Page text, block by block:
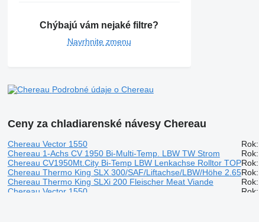
Chýbajú vám nejaké filtre?
Navrhnite zmenu
Podrobné údaje o Chereau
Ceny za chladiarenské návesy Chereau
Chereau Vector 1550
Chereau 1-Achs CV 1950 Bi-Multi-Temp. LBW TW Strom
Chereau CV1950Mt.City Bi-Temp LBW Lenkachse Rolltor TOP
Chereau Thermo King SLX 300/SAF/Liftachse/LBW/Höhe 2.65
Chereau Thermo King SLXi 200 Fleischer Meat Viande
Chereau Vector 1550